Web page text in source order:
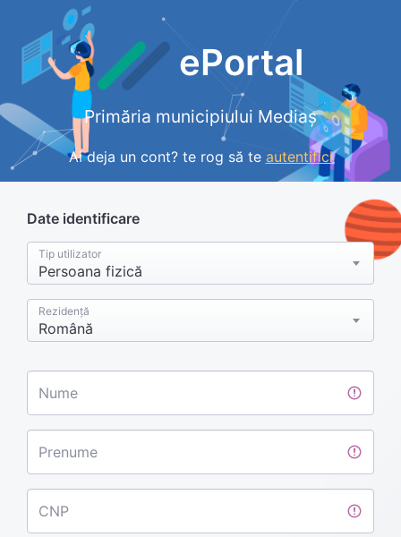
ePortal
Primăria municipiului Mediaș
Ai deja un cont? te rog să te autentifici
Date identificare
Persoana fizică
Tip utilizator
Română
Rezidență
Nume
Prenume
CNP